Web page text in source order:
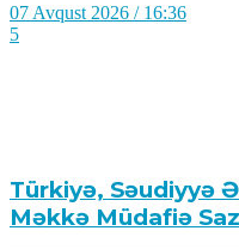
07 Avqust 2026 / 16:36
5
Türkiyə, Səudiyyə
Məkkə Müdafiə